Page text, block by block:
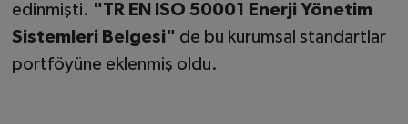
edinmişti. "TR EN ISO 50001 Enerji Yönetim
Sistemleri Belgesi" de bu kurumsal standartlar
portföyüne eklenmiş oldu.